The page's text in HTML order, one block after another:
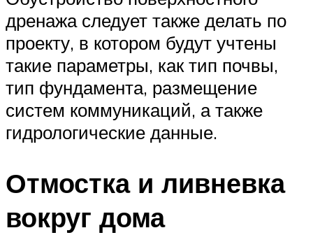
дренажа следует также делать по
проекту, в котором будут учтены
такие параметры, как тип почвы,
тип фундамента, размещение
систем коммуникаций, а также
гидрологические данные.
Отмостка и ливневка
вокруг дома